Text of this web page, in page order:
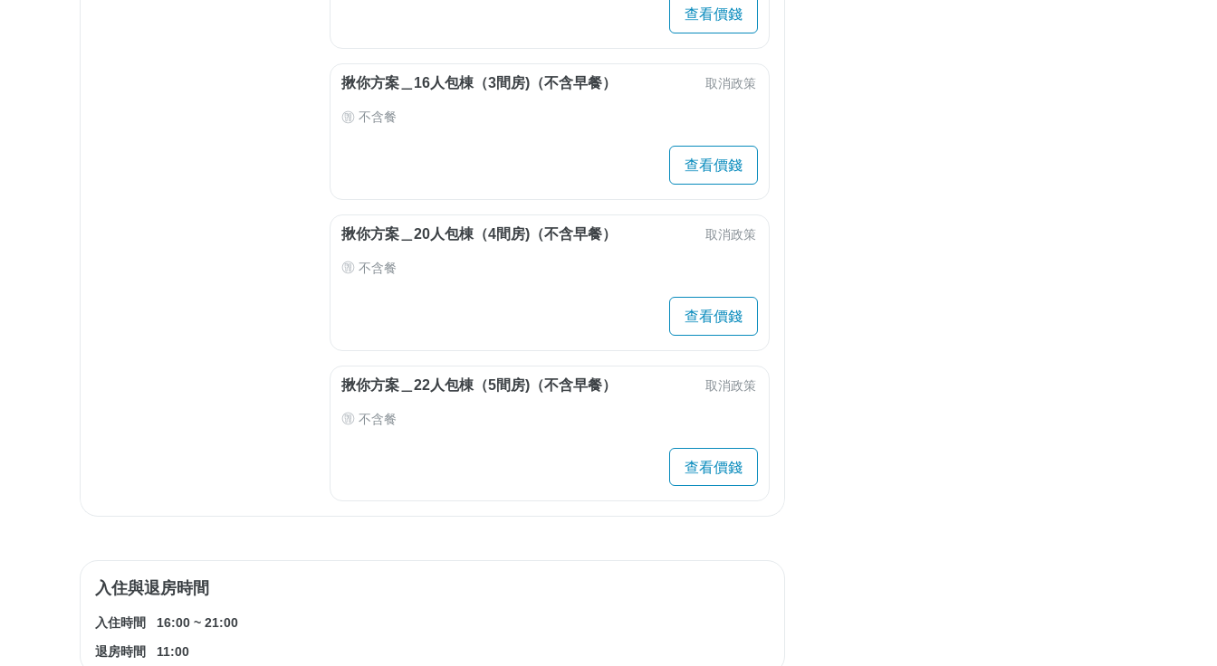
查看價錢
揪你方案＿16人包棟（3間房)（不含早餐） 取消政策
不含餐
查看價錢
揪你方案＿20人包棟（4間房)（不含早餐） 取消政策
不含餐
查看價錢
揪你方案＿22人包棟（5間房)（不含早餐） 取消政策
不含餐
查看價錢
入住與退房時間
入住時間 16:00 ~ 21:00
退房時間
11:00